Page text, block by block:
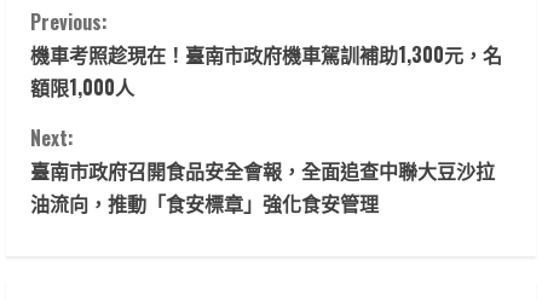
C
o
n
t
i
Previous:
機車考照趁現在！臺南市政府機車駕訓補助1,300元，名
額限1,000人
Next:
臺南市政府召開食品安全會報，全面追查中聯大豆沙拉
油流向，推動「食安標章」強化食安管理